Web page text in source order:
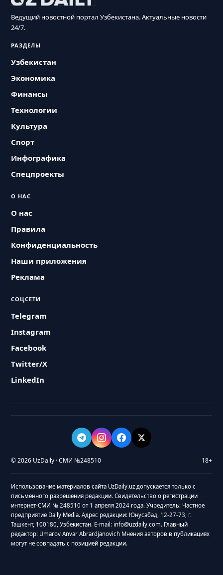
Ведущий новостной портал Узбекистана. Актуальные новости
24/7.
РАЗДЕЛЫ
Узбекистан
Экономика
Финансы
Технологии
Культура
Спорт
Инфографика
Спецпроекты
О НАС
О нас
Правила
Конфиденциальность
Наши приложения
Реклама
СОЦСЕТИ
Telegram
Instagram
Facebook
Twitter/X
LinkedIn
© 2026 UzDaily · СМИ №248510 18+
Использование материалов сайта UzDaily.uz допускается только с
письменного разрешения редакции. Свидетельство о регистрации
интернет-СМИ № 248510 от 1 апреля 2024 года. Учредитель: Частное
предприятие Daily Media. Адрес редакции: Юнусабад, 12-27-73, г.
Ташкент, 100180, Узбекистан. E-mail: info@uzdaily.com. Главный
редактор: Umarov Anvar Abrardjanovich Мнения авторов в публикациях
могут не совпадать с позицией редакции.